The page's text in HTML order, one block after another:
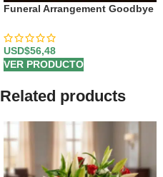
Funeral Arrangement Goodbye
USD$56,48
VER PRODUCTO
Related products